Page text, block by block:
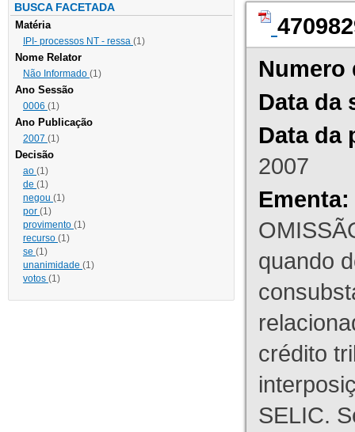
BUSCA FACETADA
Matéria
IPI- processos NT - ressa (1)
Nome Relator
Não Informado (1)
Ano Sessão
0006 (1)
Ano Publicação
2007 (1)
Decisão
ao (1)
de (1)
negou (1)
por (1)
provimento (1)
recurso (1)
se (1)
unanimidade (1)
votos (1)
Numero
Data da
Data da
2007
Ementa:
quando
crédito
SELIC.